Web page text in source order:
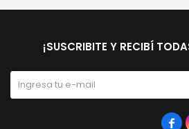
¡SUSCRIBITE Y RECIBÍ
